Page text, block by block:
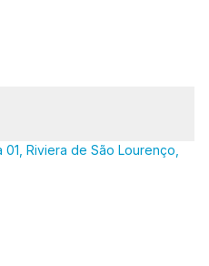
Riviera de São Lourenço,